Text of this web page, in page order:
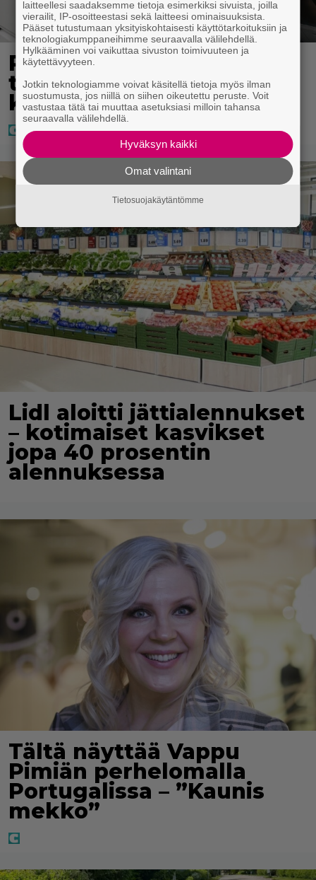
Poliisilla tehovalvonta –
tästä kysymys ja näin
kauan kestää
Lidl aloitti jättialennukset
– kotimaiset kasvikset
jopa 40 prosentin
alennuksessa
Tältä näyttää Vappu
Pimiän perhelomalla
Portugalissa – ”Kaunis
mekko”
laitteellesi saadaksemme tietoja esimerkiksi sivuista, joilla
vierailit, IP-osoitteestasi sekä laitteesi ominaisuuksista.
Pääset tutustumaan yksityiskohtaisesti käyttötarkoituksiin ja
teknologiakumppaneihimme seuraavalla välilehdellä.
Hylkääminen voi vaikuttaa sivuston toimivuuteen ja
käytettävyyteen.
Jotkin teknologiamme voivat käsitellä tietoja myös ilman
suostumusta, jos niillä on siihen oikeutettu peruste. Voit
vastustaa tätä tai muuttaa asetuksiasi milloin tahansa
seuraavalla välilehdellä.
Hyväksyn kaikki
Omat valintani
Tietosuojakäytäntömme